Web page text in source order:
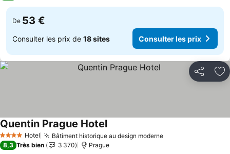
De 53 €
Consulter les prix de 18 sites Consulter les prix
Partager
4 Étoiles Hotel Bâtiment historique au design moderneConsulter les
Quentin Prague HotelConsulter les prix
8,3 Très bien 3 370 Prague